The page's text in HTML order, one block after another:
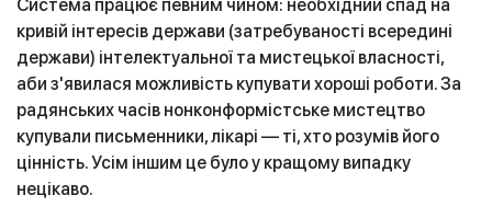
Система працює певним чином: необхідний спад на
кривій інтересів держави (затребуваності всередині
держави) інтелектуальної та мистецької власності,
аби з'явилася можливість купувати хороші роботи. За
радянських часів нонконформістське мистецтво
купували письменники, лікарі — ті, хто розумів його
цінність. Усім іншим це було у кращому випадку
нецікаво.